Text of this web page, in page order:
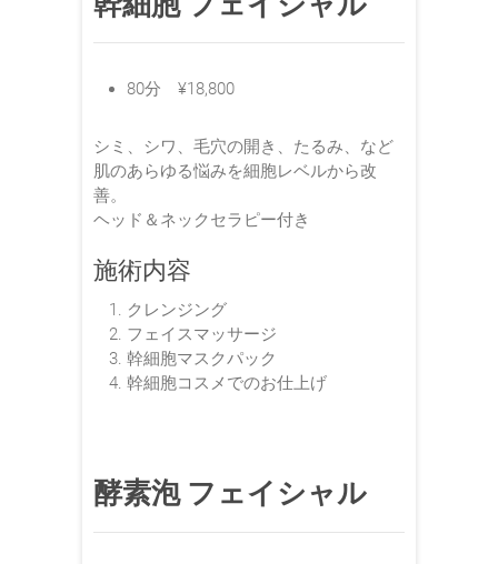
80分 ¥18,800
シミ、シワ、毛穴の開き、たるみ、など
肌のあらゆる悩みを細胞レベルから改
善。
ヘッド＆ネックセラピー付き
施術内容
クレンジング
フェイスマッサージ
幹細胞マスクパック
幹細胞コスメでのお仕上げ
酵素泡 フェイシャル